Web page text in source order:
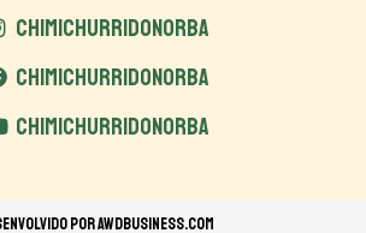
CHIMICHURRIDONORBA
CHIMICHURRIDONORBA
CHIMICHURRIDONORBA
porAWDBUSINESS.COM